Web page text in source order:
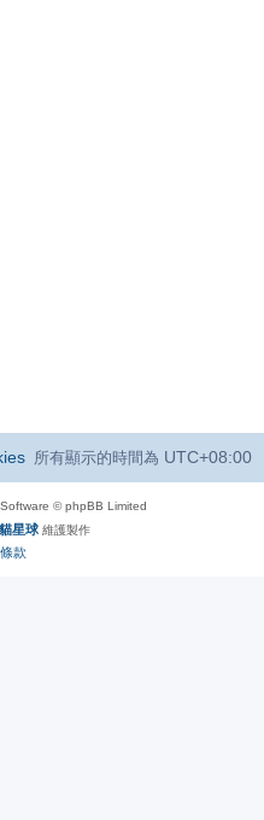
所有顯示的時間為 UTC+08:00
© phpBB Limited
星球 維護製作
條款